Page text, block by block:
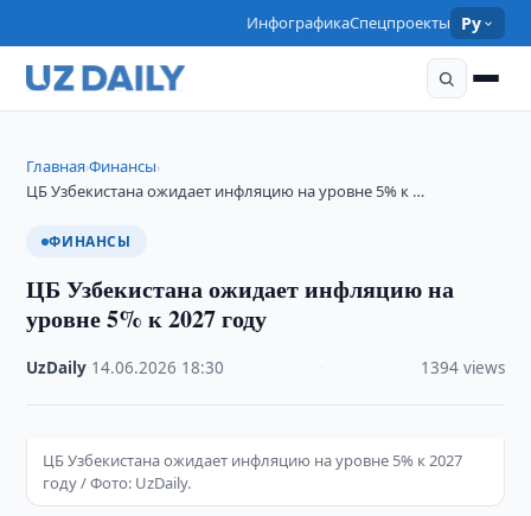
ИнфографикаСпецпроекты Ру
Главная›Финансы›
ЦБ Узбекистана ожидает инфляцию на уровне 5% к …
ФИНАНСЫ
ЦБ Узбекистана ожидает инфляцию на
уровне 5% к 2027 году
UzDaily 14.06.2026 18:30 1394 views
ЦБ Узбекистана ожидает инфляцию на уровне 5% к 2027
году / Фото: UzDaily.